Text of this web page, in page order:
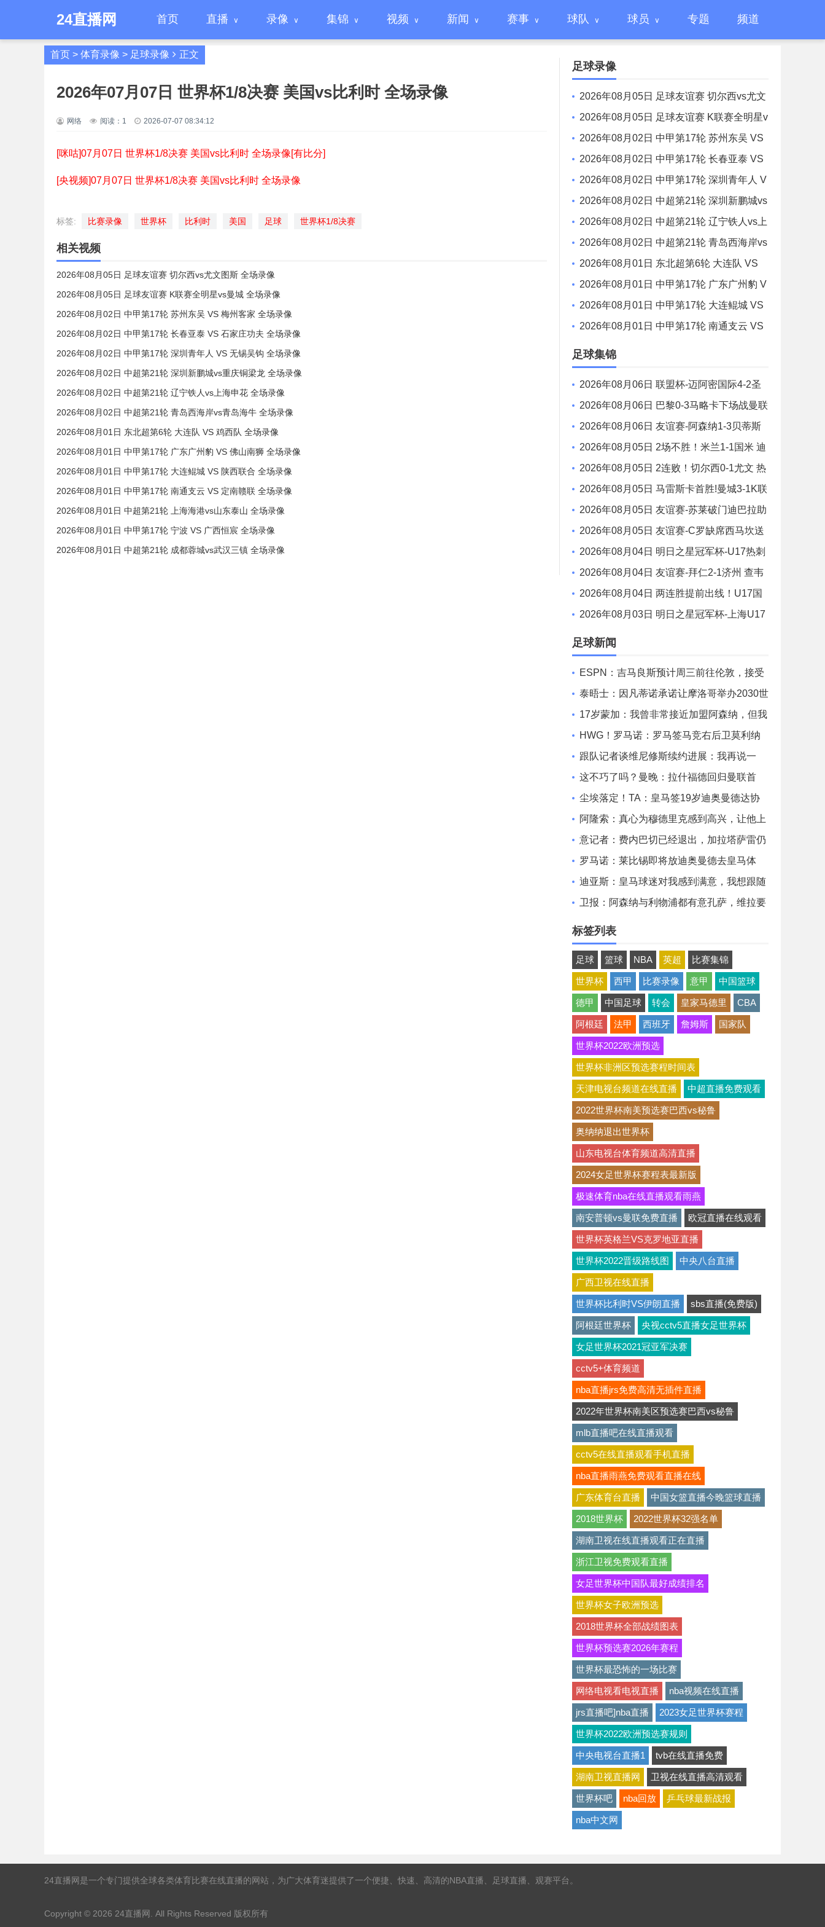
24直播网 首页 直播 录像 集锦 视频 新闻 赛事 球队 球员 专题 频道
首页 > 体育录像 > 足球录像 正文
2026年07月07日 世界杯1/8决赛 美国vs比利时 全场录像
网络 阅读： 1 2026-07-07 08:34:12
[咪咕]07月07日 世界杯1/8决赛 美国vs比利时 全场录像[有比分]
[央视频]07月07日 世界杯1/8决赛 美国vs比利时 全场录像
标签: 比赛录像 世界杯 比利时 美国 足球 世界杯1/8决赛
相关视频
2026年08月05日 足球友谊赛 切尔西vs尤文图斯 全场录像
2026年08月05日 足球友谊赛 K联赛全明星vs曼城 全场录像
2026年08月02日 中甲第17轮 苏州东吴 VS 梅州客家 全场录像
2026年08月02日 中甲第17轮 长春亚泰 VS 石家庄功夫 全场录像
2026年08月02日 中甲第17轮 深圳青年人 VS 无锡吴钩 全场录像
2026年08月02日 中超第21轮 深圳新鹏城vs重庆铜梁龙 全场录像
2026年08月02日 中超第21轮 辽宁铁人vs上海申花 全场录像
2026年08月02日 中超第21轮 青岛西海岸vs青岛海牛 全场录像
2026年08月01日 东北超第6轮 大连队 VS 鸡西队 全场录像
2026年08月01日 中甲第17轮 广东广州豹 VS 佛山南狮 全场录像
2026年08月01日 中甲第17轮 大连鲲城 VS 陕西联合 全场录像
2026年08月01日 中甲第17轮 南通支云 VS 定南赣联 全场录像
2026年08月01日 中超第21轮 上海海港vs山东泰山 全场录像
2026年08月01日 中甲第17轮 宁波 VS 广西恒宸 全场录像
2026年08月01日 中超第21轮 成都蓉城vs武汉三镇 全场录像
足球录像
2026年08月05日 足球友谊赛 切尔西vs尤文
图斯 全场录像
2026年08月05日 足球友谊赛 K联赛全明星v
s曼城 全场录像
2026年08月02日 中甲第17轮 苏州东吴 VS
梅州客家 全场录像
2026年08月02日 中甲第17轮 长春亚泰 VS
石家庄功夫 全场录像
2026年08月02日 中甲第17轮 深圳青年人 V
S 无锡吴钩 全场录像
2026年08月02日 中超第21轮 深圳新鹏城vs
重庆铜梁龙 全场录像
2026年08月02日 中超第21轮 辽宁铁人vs上
海申花 全场录像
2026年08月02日 中超第21轮 青岛西海岸vs
青岛海牛 全场录像
2026年08月01日 东北超第6轮 大连队 VS
鸡西队 全场录像
2026年08月01日 中甲第17轮 广东广州豹 V
S 佛山南狮 全场录像
2026年08月01日 中甲第17轮 大连鲲城 VS
陕西联合 全场录像
2026年08月01日 中甲第17轮 南通支云 VS
定南赣联 全场录像
足球集锦
2026年08月06日 联盟杯-迈阿密国际4-2圣
路易斯 梅西2射1传 阿伦助攻戴帽
2026年08月06日 巴黎0-3马略卡下场战曼联
巴黎全场控球近6成+8射3正未果
2026年08月06日 友谊赛-阿森纳1-3贝蒂斯
因卡皮耶破门难救主 福纳尔斯1射2传
2026年08月05日 2场不胜！米兰1-1国米 迪
马尔科破门 恩昆库造点+点射拉莫斯登场
2026年08月05日 2连败！切尔西0-1尤文 热
格罗瓦世界波制胜穆德里克时隔614天复出
2026年08月05日 马雷斯卡首胜!曼城3-1K联
赛全明星 赖因德斯努里破门塞梅尼奥助攻
2026年08月05日 友谊赛-苏莱破门迪巴拉助
攻 罗马4-1纽波特郡
2026年08月05日 友谊赛-C罗缺席西马坎送
点 胜利0-2不敌阿尔梅里亚
2026年08月04日 明日之星冠军杯-U17热刺
0-1上海U17 李文博制胜球
2026年08月04日 友谊赛-拜仁2-1济州 查韦
斯、阿西莫建功马特乌斯彩虹过人送助攻
2026年08月04日 两连胜提前出线！U17国
足1-0毕巴U17 程晟涵连场破门赵松源中楣
2026年08月03日 明日之星冠军杯-上海U17
3-3 葡体U17 梁锦鸿梅开二度
足球新闻
ESPN：吉马良斯预计周三前往伦敦，接受
体检并与阿森纳签约
泰晤士：因凡蒂诺承诺让摩洛哥举办2030世
界杯决赛，以换取支持
17岁蒙加：我曾非常接近加盟阿森纳，但我
觉得自己更适合曼城
HWG！罗马诺：罗马签马竞右后卫莫利纳
达成协议，总价1800万欧
跟队记者谈维尼修斯续约进展：我再说一
遍，他要留下来！！！
这不巧了吗？曼晚：拉什福德回归曼联首
战，可能是对阿莫林的米兰
尘埃落定！TA：皇马签19岁迪奥曼德达协
议！总价最高可达1.4亿欧
阿隆索：真心为穆德里克感到高兴，让他上
场是充满情感考量的决定
意记者：费内巴切已经退出，加拉塔萨雷仍
在坚持要签下莱奥
罗马诺：莱比锡即将放迪奥曼德去皇马体
检，完成后会正式签约
迪亚斯：皇马球迷对我感到满意，我想跟随
穆里尼奥赢得冠军
卫报：阿森纳与利物浦都有意孔萨，维拉要
价6000万镑
标签列表
足球 篮球 NBA 英超 比赛集锦
世界杯 西甲 比赛录像 意甲 中国篮球
德甲 中国足球 转会 皇家马德里 CBA
阿根廷 法甲 西班牙 詹姆斯 国家队
世界杯2022欧洲预选
世界杯非洲区预选赛程时间表
天津电视台频道在线直播 中超直播免费观看
2022世界杯南美预选赛巴西vs秘鲁
奥纳纳退出世界杯
山东电视台体育频道高清直播
2024女足世界杯赛程表最新版
极速体育nba在线直播观看雨燕
南安普顿vs曼联免费直播 欧冠直播在线观看
世界杯英格兰VS克罗地亚直播
世界杯2022晋级路线图 中央八台直播
广西卫视在线直播
世界杯比利时VS伊朗直播 sbs直播(免费版)
阿根廷世界杯 央视cctv5直播女足世界杯
女足世界杯2021冠亚军决赛
cctv5+体育频道
nba直播jrs免费高清无插件直播
2022年世界杯南美区预选赛巴西vs秘鲁
mlb直播吧在线直播观看
cctv5在线直播观看手机直播
nba直播雨燕免费观看直播在线
广东体育台直播 中国女篮直播今晚篮球直播
2018世界杯 2022世界杯32强名单
湖南卫视在线直播观看正在直播
浙江卫视免费观看直播
女足世界杯中国队最好成绩排名
世界杯女子欧洲预选
2018世界杯全部战绩图表
世界杯预选赛2026年赛程
世界杯最恐怖的一场比赛
网络电视看电视直播 nba视频在线直播
jrs直播吧]nba直播 2023女足世界杯赛程
世界杯2022欧洲预选赛规则
中央电视台直播1 tvb在线直播免费
湖南卫视直播网 卫视在线直播高清观看
世界杯吧 nba回放 乒乓球最新战报
nba中文网
24直播网是一个专门提供全球各类体育比赛在线直播的网站，为广大体育迷提供了一个便捷、快速、高清的NBA直播、足球直播、观赛平台。
Copyright © 2026 24直播网 . All Rights Reserved 版权所有